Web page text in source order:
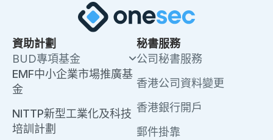
資助計劃
BUD專項基金
EMF中小企業市場推廣基
金
NITTP新型工業化及科技
培訓計劃
秘書服務
公司秘書服務
香港公司資料變更
香港銀行開戶
郵件掛靠